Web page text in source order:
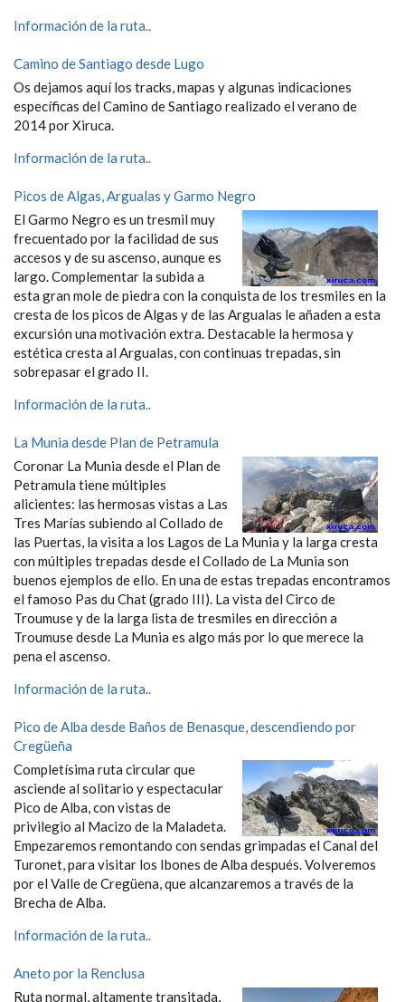
Información de la ruta..
Camino de Santiago desde Lugo
Os dejamos aquí los tracks, mapas y algunas indicaciones
específicas del Camino de Santiago realizado el verano de
2014 por Xiruca.
Información de la ruta..
Picos de Algas, Argualas y Garmo Negro
El Garmo Negro es un tresmil muy
frecuentado por la facilidad de sus
accesos y de su ascenso, aunque es
largo. Complementar la subida a
esta gran mole de piedra con la conquista de los tresmiles en la
cresta de los picos de Algas y de las Argualas le añaden a esta
excursión una motivación extra. Destacable la hermosa y
estética cresta al Argualas, con continuas trepadas, sin
sobrepasar el grado II.
Información de la ruta..
La Munia desde Plan de Petramula
Coronar La Munia desde el Plan de
Petramula tiene múltiples
alicientes: las hermosas vistas a Las
Tres Marías subiendo al Collado de
las Puertas, la visita a los Lagos de La Munia y la larga cresta
con múltiples trepadas desde el Collado de La Munia son
buenos ejemplos de ello. En una de estas trepadas encontramos
el famoso Pas du Chat (grado III). La vista del Circo de
Troumuse y de la larga lista de tresmiles en dirección a
Troumuse desde La Munia es algo más por lo que merece la
pena el ascenso.
Información de la ruta..
Pico de Alba desde Baños de Benasque, descendiendo por
Cregüeña
Completísima ruta circular que
asciende al solitario y espectacular
Pico de Alba, con vistas de
privilegio al Macizo de la Maladeta.
Empezaremos remontando con sendas grimpadas el Canal del
Turonet, para visitar los Ibones de Alba después. Volveremos
por el Valle de Cregüena, que alcanzaremos a través de la
Brecha de Alba.
Información de la ruta..
Aneto por la Renclusa
Ruta normal, altamente transitada,